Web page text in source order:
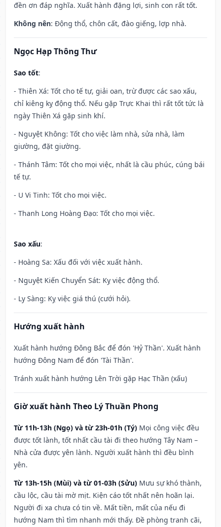
đền ơn đáp nghĩa. Xuất hành đặng lợi, sinh con rất tốt.
Không nên: Động thổ, chôn cất, đào giếng, lợp nhà.
Ngọc Hạp Thông Thư
Sao tốt:
- Thiên Xá: Tốt cho tế tự, giải oan, trừ được các sao xấu,
chỉ kiêng kỵ động thổ. Nếu gặp Trực Khai thì rất tốt tức là
ngày Thiên Xá gặp sinh khí.
- Nguyệt Không: Tốt cho việc làm nhà, sửa nhà, làm
giường, đặt giường.
- Thánh Tâm: Tốt cho mọi việc, nhất là cầu phúc, cúng bái
tế tự.
- U Vi Tinh: Tốt cho mọi việc.
- Thanh Long Hoàng Đạo: Tốt cho mọi việc.
Sao xấu:
- Hoàng Sa: Xấu đối với việc xuất hành.
- Nguyệt Kiến Chuyển Sát: Kỵ việc động thổ.
- Ly Sàng: Kỵ việc giá thú (cưới hỏi).
Hướng xuất hành
Xuất hành hướng Đông Bắc để đón 'Hỷ Thần'. Xuất hành
hướng Đông Nam để đón 'Tài Thần'.
Tránh xuất hành hướng Lên Trời gặp Hạc Thần (xấu)
Giờ xuất hành Theo Lý Thuần Phong
Từ 11h-13h (Ngọ) và từ 23h-01h (Tý) Mọi công việc đều
được tốt lành, tốt nhất cầu tài đi theo hướng Tây Nam –
Nhà cửa được yên lành. Người xuất hành thì đều bình
yên.
Từ 13h-15h (Mùi) và từ 01-03h (Sửu) Mưu sự khó thành,
cầu lộc, cầu tài mờ mịt. Kiện cáo tốt nhất nên hoãn lại.
Người đi xa chưa có tin về. Mất tiền, mất của nếu đi
hướng Nam thì tìm nhanh mới thấy. Đề phòng tranh cãi,